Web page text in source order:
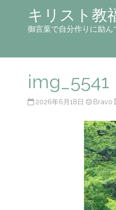
キリスト教
御言葉で自分作りに励
img_5541
2026年6月18日 Bravo